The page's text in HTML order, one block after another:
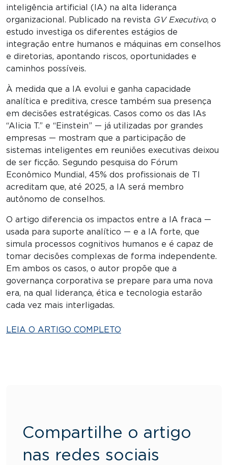
inteligência artificial (IA) na alta liderança
organizacional. Publicado na revista GV Executivo, o
estudo investiga os diferentes estágios de
integração entre humanos e máquinas em conselhos
e diretorias, apontando riscos, oportunidades e
caminhos possíveis.
À medida que a IA evolui e ganha capacidade
analítica e preditiva, cresce também sua presença
em decisões estratégicas. Casos como os das IAs
“Alicia T.” e “Einstein” — já utilizadas por grandes
empresas — mostram que a participação de
sistemas inteligentes em reuniões executivas deixou
de ser ficção. Segundo pesquisa do Fórum
Econômico Mundial, 45% dos profissionais de TI
acreditam que, até 2025, a IA será membro
autônomo de conselhos.
O artigo diferencia os impactos entre a IA fraca —
usada para suporte analítico — e a IA forte, que
simula processos cognitivos humanos e é capaz de
tomar decisões complexas de forma independente.
Em ambos os casos, o autor propõe que a
governança corporativa se prepare para uma nova
era, na qual liderança, ética e tecnologia estarão
cada vez mais interligadas.
LEIA O ARTIGO COMPLETO
Compartilhe o artigo
nas redes sociais